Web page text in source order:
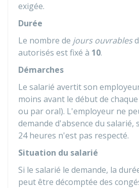
exigée.
Durée
Le nombre de jours ouvrables
autorisés est fixé à 10.
Démarches
Le salarié avertit son
moins avant le début de
ou par oral). L'employeur ne
demande d'absence du salarié,
24 heures n'est pas respecté.
Situation du salarié
Si le salarié le demande, la
peut être décomptée des